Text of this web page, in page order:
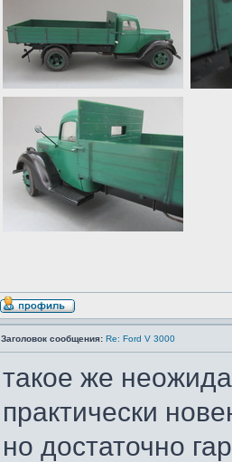
Заголовок сообщения: Re: Ford V 3000
такое же
практически
но достаточно